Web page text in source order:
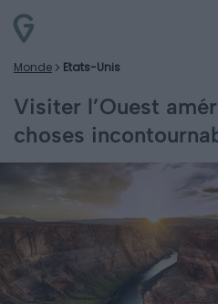
Monde Etats-Unis
Visiter l’Ouest
choses